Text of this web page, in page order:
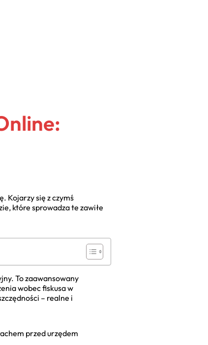
Kojarzy się z czymś
które sprowadza te zawiłe
To zaawansowany
wobec fiskusa w
– realne i
przed urzędem